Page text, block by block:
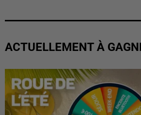
ACTUELLEMENT À